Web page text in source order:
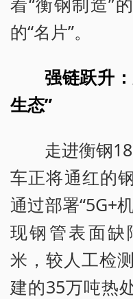
的“名片”。
强链跃升
生态”
走进衡钢
车正将通红的
通过部署“5G+
现钢管表面缺
米，较人工检
建的35万吨热